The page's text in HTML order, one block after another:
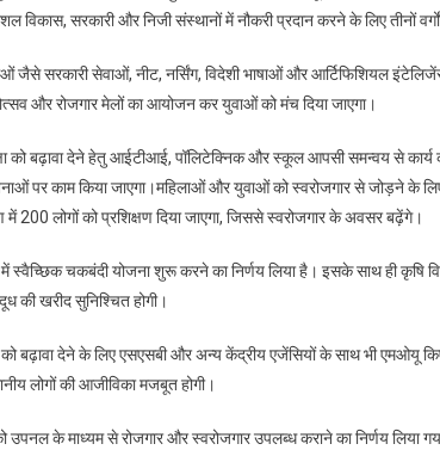
में
सैनिकों
के
लिए
नीतियाँ;
विकास
पर
विकास, सरकारी और निजी संस्थानों में नौकरी प्रदान करने के लिए तीनों
जैसे सरकारी सेवाओं, नीट, नर्सिंग, विदेशी भाषाओं और आर्टिफिशियल
और रोजगार मेलों का आयोजन कर युवाओं को मंच दिया जाएगा।
को बढ़ावा देने हेतु आईटीआई, पॉलिटेक्निक और स्कूल आपसी समन्वय से
पर काम किया जाएगा।महिलाओं और युवाओं को स्वरोजगार से जोड़ने के
में 200 लोगों को प्रशिक्षण दिया जाएगा, जिससे स्वरोजगार के अवसर बढ़ेंगे।
स्वैच्छिक चकबंदी योजना शुरू करने का निर्णय लिया है। इसके साथ ही कृषि
की खरीद सुनिश्चित होगी।
को बढ़ावा देने के लिए एसएसबी और अन्य केंद्रीय एजेंसियों के साथ भी एमओयू
लोगों की आजीविका मजबूत होगी।
उपनल के माध्यम से रोजगार और स्वरोजगार उपलब्ध कराने का निर्णय लिया